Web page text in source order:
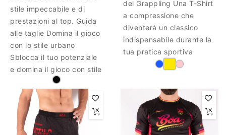
stile impeccabile e di
prestazioni al top. Guida
alle taglie Domina il gioco
con lo stile urbano
Sblocca il tuo potenziale
e domina il gioco con stile
del Grappling Una T-Shirt
a compressione che
diventerà un classico
indispensabile durante la
tua pratica sportiva